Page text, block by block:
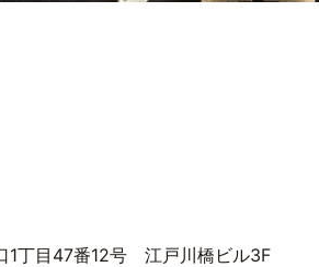
丁目47番12号 江戸川橋ビル3F